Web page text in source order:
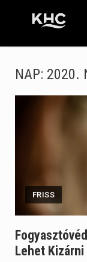
NAP: 2020.
FRISS
Lehet